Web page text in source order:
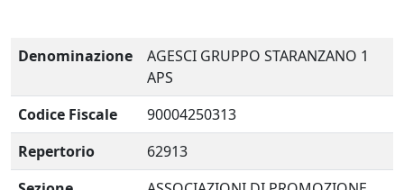
Denominazione
AGESCI GRUPPO STARANZANO 1
APS
Codice Fiscale
90004250313
Repertorio
62913